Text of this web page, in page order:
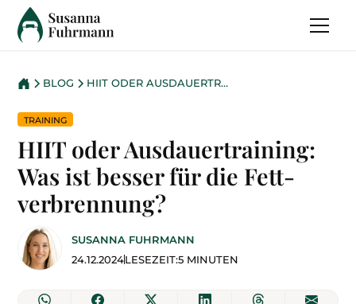
BLOG HIIT ODER AUSDAUER­TRAINING: WAS IST BESSER FÜR DIE FETT­VERBRENNUNG?
TRAINING
HIIT oder Ausdauer­training:
Was ist besser für die Fett­
verbrennung?
SUSANNA FUHRMANN
24.12.2024LESEZEIT:5 MINUTEN